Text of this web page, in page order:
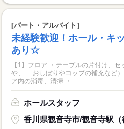
[パート・アルバイト]
未経験歓迎！ホール・キ
あり☆
【1】フロア ・テーブルの片付け、
や、 おしぼりやコップの補充など）
ア内の消毒、清掃 ・...
ホールスタッフ
香川県観音寺市/観音寺駅（